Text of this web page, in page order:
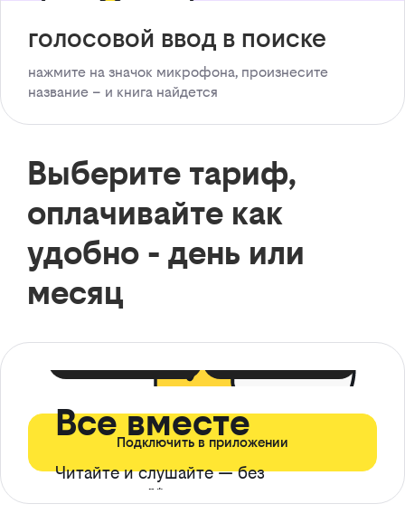
голосовой ввод в поиске
нажмите на значок микрофона, произнесите
название – и книга найдется
Выберите тариф,
оплачивайте как
удобно - день или
месяц
Все вместе
Читайте и слушайте — без
ограничений*
Подключить в приложении